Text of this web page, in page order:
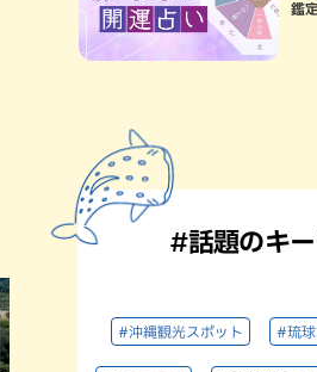
鑑
#話題のキ
#沖縄観光スポット #琉球